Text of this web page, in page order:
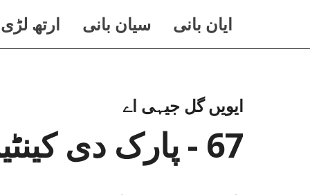
ايان بانی سيان بانی ارتھ لڑی
ایویں گل جیہی اے
67 - پارک دی کینٹین ساہمنے